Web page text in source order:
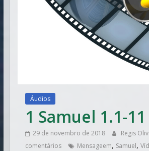
Áudios
1 Samuel 1.1-11
29 de novembro de 2018 Regis
comentários
Mensageem, Samuel,